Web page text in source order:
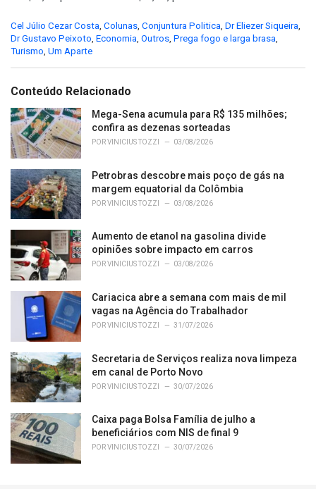
C
a
t
o
i
e
s
:
Cel Júlio Cezar Costa Colunas Conjuntura Politica Dr Eliezer Siqueira
Dr Gustavo Peixoto Economia Outros Prega fogo e larga brasa
Turismo Um Aparte
Conteúdo Relacionado
Mega-Sena acumula para R$ 135 milhões;
confira as dezenas sorteadas
PORVINICIUS TOZZI 03/08/2026
Petrobras descobre mais poço de gás na
margem equatorial da Colômbia
PORVINICIUS TOZZI 03/08/2026
Aumento de etanol na gasolina divide
opiniões sobre impacto em carros
PORVINICIUS TOZZI 03/08/2026
Cariacica abre a semana com mais de mil
vagas na Agência do Trabalhador
PORVINICIUS TOZZI 31/07/2026
Secretaria de Serviços realiza nova limpeza
em canal de Porto Novo
PORVINICIUS TOZZI 30/07/2026
Caixa paga Bolsa Família de julho a
beneficiários com NIS de final 9
PORVINICIUS TOZZI 30/07/2026